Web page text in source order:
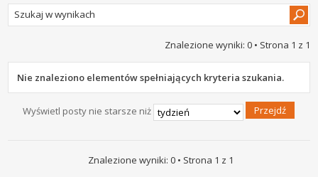
Znalezione wyniki: 0 • Strona 1 z 1
Nie znaleziono elementów spełniających kryteria szukania.
Wyświetl posty nie starsze niż
Znalezione wyniki: 0 • Strona 1 z 1